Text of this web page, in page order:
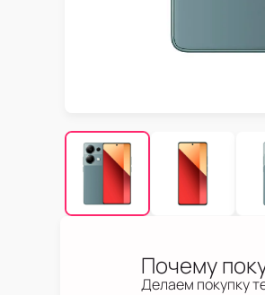
Почему
Делаем покупку